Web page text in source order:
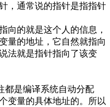
，通常说的指针是指指针
向的就是这个人的信息，
量的地址，它自然就指向
法就是指针指向了该变
都是编译系统自动分配
变量的具体地址的。所以